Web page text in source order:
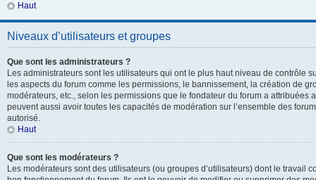
Haut
Niveaux d’utilisateurs et groupes
Que sont les administrateurs ?
Les administrateurs sont les utilisateurs qui ont le plus haut niveau de contrôle
les aspects du forum comme les permissions, le bannissement, la création de
modérateurs, etc., selon les permissions que le fondateur du forum a attribuées
peuvent aussi avoir toutes les capacités de modération sur l’ensemble des
autorisé.
Haut
Que sont les modérateurs ?
Les modérateurs sont des utilisateurs (ou groupes d’utilisateurs) dont le travail